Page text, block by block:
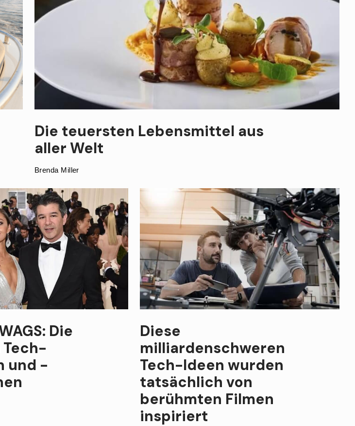
Die teuersten Lebensmittel aus
aller Welt
Brenda Miller
Die
und -
Diese
milliardenschweren
Tech-Ideen wurden
tatsächlich von
berühmten Filmen
inspiriert